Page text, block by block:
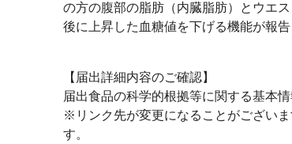
の方の腹部の脂肪（内臓脂肪）とウエ
後に上昇した血糖値を下げる機能が報告
【届出詳細内容のご確認】
届出食品の科学的根拠等に関する基本
※リンク先が変更になることがございま
す。